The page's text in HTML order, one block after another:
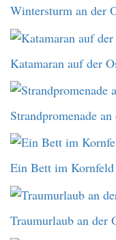
Wintersturm an der
Katamaran auf der
Strandpromenade an
Ein Bett im Kornfeld
Traumurlaub an der